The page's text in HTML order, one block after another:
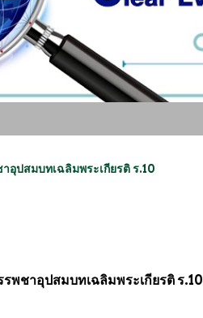
อุปสมบทเฉลิมพระเกียรติ ร.10
พชาอุปสมบทเฉลิมพระเกียรติ ร.10